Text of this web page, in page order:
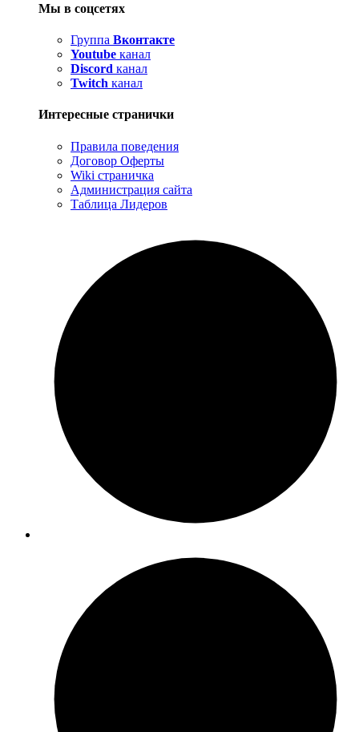
Мы в соцсетях
Группа Вконтакте
Youtube канал
Discord канал
Twitch канал
Интересные странички
Правила поведения
Договор Оферты
Wiki страничка
Администрация сайта
Таблица Лидеров